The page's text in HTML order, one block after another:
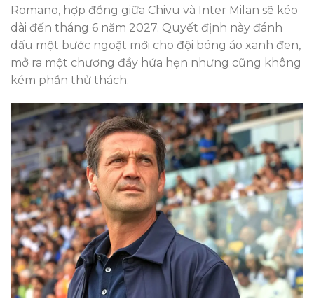
Romano, hợp đồng giữa Chivu và Inter Milan sẽ kéo
dài đến tháng 6 năm 2027. Quyết định này đánh
dấu một bước ngoặt mới cho đội bóng áo xanh đen,
mở ra một chương đầy hứa hẹn nhưng cũng không
kém phần thử thách.